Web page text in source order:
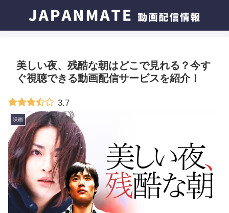
美しい夜、残酷な朝はどこで見れる？今す
ぐ視聴できる動画配信サービスを紹介！
3.7
映画